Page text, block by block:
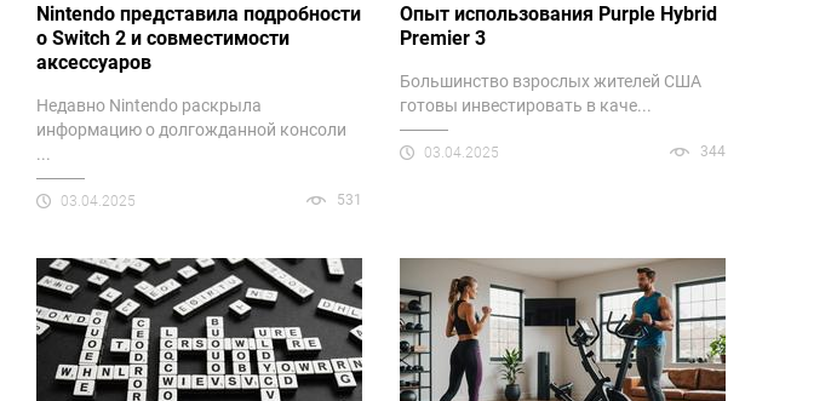
Nintendo представила подробности
о Switch 2 и совместимости
аксессуаров
Недавно Nintendo раскрыла
информацию о долгожданной консоли
...
03.04.2025 531
Опыт использования Purple Hybrid
Premier 3
Большинство взрослых жителей США
готовы инвестировать в каче...
03.04.2025 344